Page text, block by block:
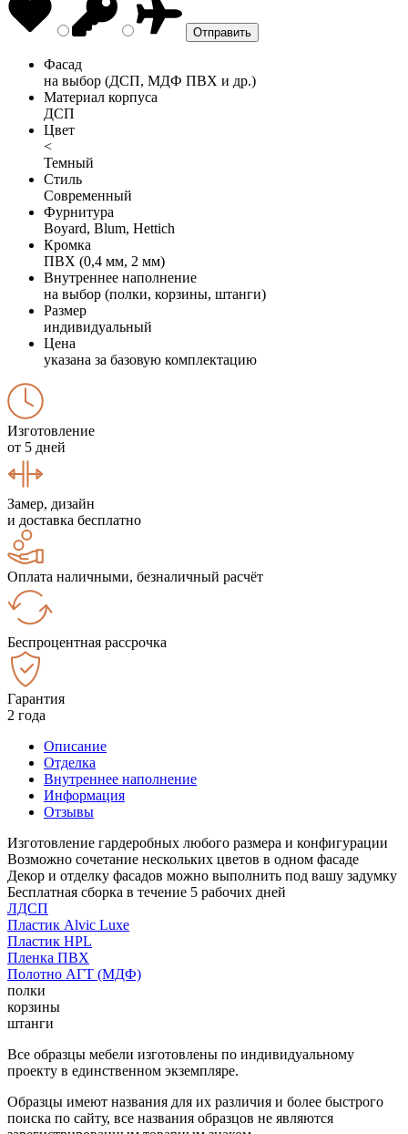
Фасад
на выбор (ДСП, МДФ ПВХ и др.)
Материал корпуса
ДСП
Цвет
<
Темный
Стиль
Современный
Фурнитура
Boyard, Blum, Hettich
Кромка
ПВХ (0,4 мм, 2 мм)
Внутреннее наполнение
на выбор (полки, корзины, штанги)
Размер
индивидуальный
Цена
указана за базовую комплектацию
Изготовление
от 5 дней
Замер, дизайн
и доставка бесплатно
Оплата наличными, безналичный расчёт
Беспроцентная рассрочка
Гарантия
2 года
Описание
Отделка
Внутреннее наполнение
Информация
Отзывы
Изготовление гардеробных любого размера и конфигурации
Возможно сочетание нескольких цветов в одном фасаде
Декор и отделку фасадов можно выполнить под вашу задумку
Бесплатная сборка в течение 5 рабочих дней
ЛДСП
Пластик Alvic Luxe
Пластик HPL
Пленка ПВХ
Полотно АГТ (МДФ)
полки
корзины
штанги
Все образцы мебели изготовлены по индивидуальному
проекту в единственном экземпляре.
Образцы имеют названия для их различия и более быстрого
поиска по сайту, все названия образцов не являются